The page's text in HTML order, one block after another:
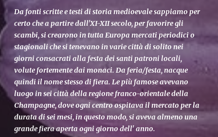
Da fonti scritte e testi di storia medioevale sappiamo per
certo che a partire dall'XI-XII secolo, per favorire gli
scambi, si crearono in tutta Europa mercati periodici o
stagionali che si tenevano in varie città di solito nei
giorni consacrati alla festa dei santi patroni locali,
volute fortemente dai monaci. Da feria/festa, nacque
quindi il nome stesso di fiera. Le più famose avevano
luogo in sei città della regione franco-orientale della
Champagne, dove ogni centro ospitava il mercato per la
durata di sei mesi, in questo modo, si aveva almeno una
grande fiera aperta ogni giorno dell' anno.